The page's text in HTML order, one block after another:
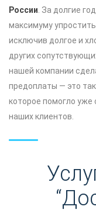
России . За долгие
максимуму
исключив долгое и
других
нашей компании
предоплаты — это
которое помогло
наших клиентов.